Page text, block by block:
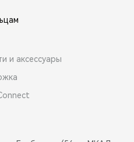
и аксессуары